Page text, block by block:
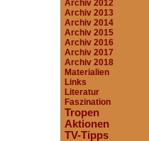
Archiv 2012
Archiv 2013
Archiv 2014
Archiv 2015
Archiv 2016
Archiv 2017
Archiv 2018
Materialien
Links
Literatur
Faszination
Tropen
Aktionen
TV-Tipps